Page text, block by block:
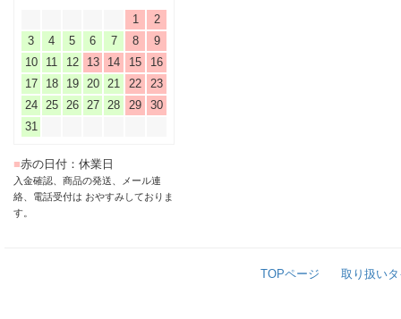
1
2
3
4 5 6 7 8
9
10
11 12 13 14 15
16
17
18 19 20 21 22
23
24
25 26 27 28 29
30
31
■赤の日付：休業日
入金確認、商品の発送、メール連
絡、電話受付は おやすみしておりま
す。
TOPページ 取り扱い